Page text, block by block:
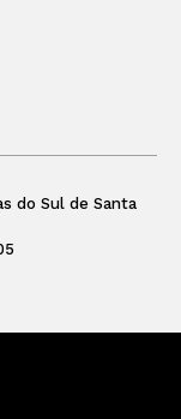
do Sul de Santa